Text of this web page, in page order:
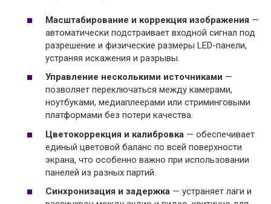
Масштабирование и коррекция изображения —
автоматически подстраивает входной сигнал под
разрешение и физические размеры LED-панели,
устраняя искажения и разрывы.
Управление несколькими источниками —
позволяет переключаться между камерами,
ноутбуками, медиаплеерами или стриминговыми
платформами без потери качества.
Цветокоррекция и калибровка — обеспечивает
единый цветовой баланс по всей поверхности
экрана, что особенно важно при использовании
панелей из разных партий.
Синхронизация и задержка — устраняет лаги и